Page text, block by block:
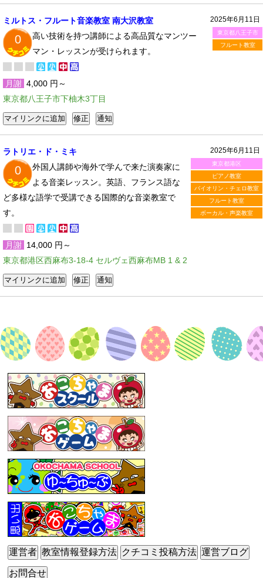
2025年6月11日
東京都八王子市
フルート教室
ミルトス・フルート音楽教室 南大沢教室
0
高い技術を持つ講師による高品質なマンツー
マン・レッスンが受けられます。
月謝 4,000 円～
東京都八王子市下柚木3丁目
2025年6月11日
東京都港区
ピアノ教室
バイオリン・チェロ教室
フルート教室
ボーカル・声楽教室
ラトリエ・ド・ミキ
0
外国人講師や海外で学んで来た演奏家に
よる音楽レッスン。英語、フランス語な
ど多様な語学で受講できる国際的な音楽教室で
す。
月謝 14,000 円～
東京都港区西麻布3-18-4 セルヴェ西麻布MB 1 & 2